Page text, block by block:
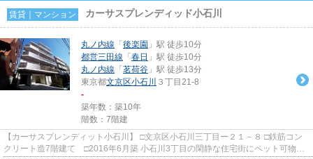
賃貸｜マンション カーサスプレンディッド小石川
丸ノ内線 「 後楽園 」駅 徒歩10分
都営三田線 「 春日 」駅 徒歩10分
丸ノ内線 「 茗荷谷 」駅 徒歩13分
東京都文京区小石川 ３丁目21-8
-
築年数：築10年
階数：7階建
【カーサスプレンディット小石川】 □文京区小石川三丁目ー２１－８ □鉄筋コン
クリート造7階建て □2016年6月築 小石川3丁目の閑静な住宅街にペット可物件